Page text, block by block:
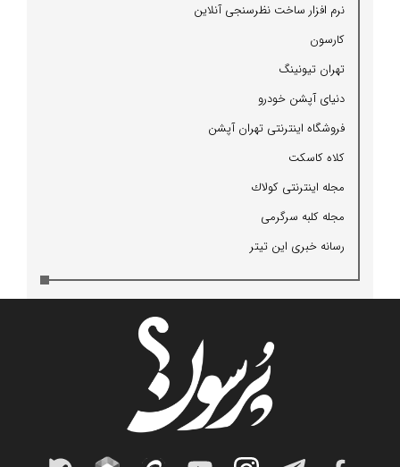
نرم افزار ساخت نظرسنجی آنلاین
كارسون
تهران تیونینگ
دنیای آپشن خودرو
فروشگاه اینترنتی تهران آپشن
كلاه كاسكت
مجله اینترنتی كولاك
مجله كلبه سرگرمی
رسانه خبری این تیتر